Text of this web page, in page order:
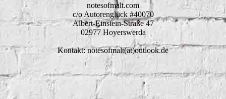
notesofmalt.com
c/o Autorenglück #40070
Albert-Einstein-Straße 47
02977 Hoyerswerda
Kontakt: notesofmalt(at)outlook.de